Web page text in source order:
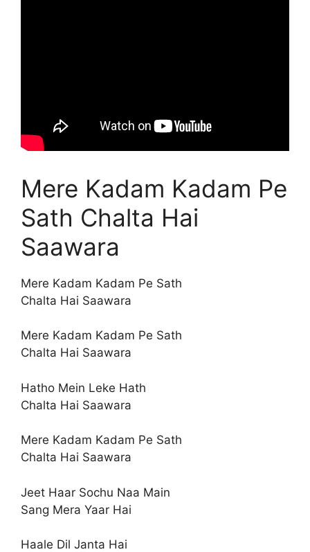
Mere Kadam Kadam Pe
Sath Chalta Hai
Saawara
Mere Kadam Kadam Pe Sath
Chalta Hai Saawara
Mere Kadam Kadam Pe Sath
Chalta Hai Saawara
Hatho Mein Leke Hath
Chalta Hai Saawara
Mere Kadam Kadam Pe Sath
Chalta Hai Saawara
Jeet Haar Sochu Naa Main
Sang Mera Yaar Hai
Haale Dil Janta Hai